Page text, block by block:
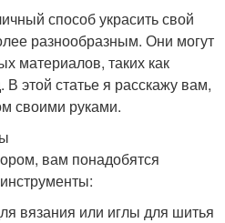
способ украсить свой
разнообразным. Они могут
материалов, таких как
В этой статье я расскажу вам,
своими руками.
вам понадобятся
вязания или иглы для шитья